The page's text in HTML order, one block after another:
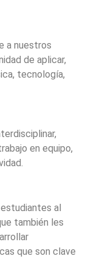
a nuestros
de aplicar,
tecnología,
en equipo,
al
también les
que son clave